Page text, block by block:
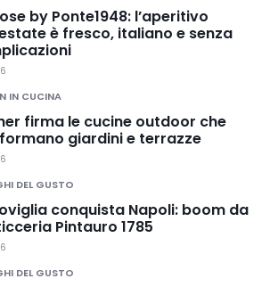
by Ponte1948: l’aperitivo
è fresco, italiano e senza
IN CUCINA
firma le cucine outdoor che
giardini e terrazze
DEL GUSTO
conquista Napoli: boom da
Pintauro 1785
DEL GUSTO